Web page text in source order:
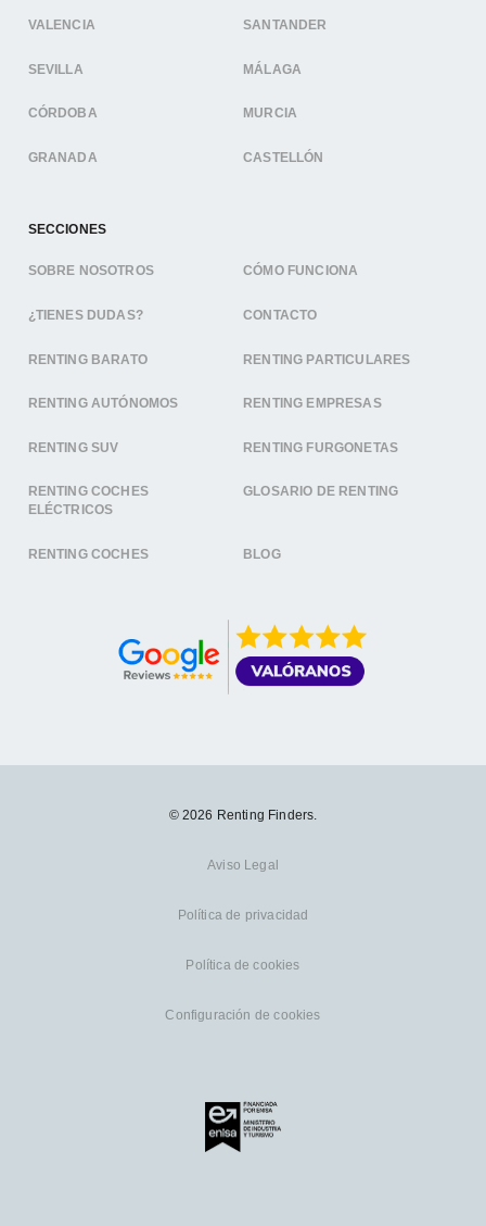
VALENCIA SANTANDER
SEVILLA MÁLAGA
CÓRDOBA MURCIA
GRANADA CASTELLÓN
SECCIONES
SOBRE NOSOTROS CÓMO FUNCIONA
¿TIENES DUDAS? CONTACTO
RENTING BARATO RENTING PARTICULARES
RENTING AUTÓNOMOS RENTING EMPRESAS
RENTING SUV RENTING FURGONETAS
RENTING COCHES
ELÉCTRICOS
GLOSARIO DE RENTING
RENTING COCHES BLOG
© 2026 Renting Finders.
Aviso Legal
Política de privacidad
Política de cookies
Configuración de cookies